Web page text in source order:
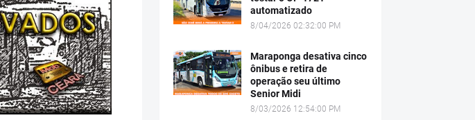
automatizado
8/04/2026 02:32:00 PM
Maraponga desativa cinco
ônibus e retira de
operação seu último
Senior Midi
8/03/2026 12:54:00 PM